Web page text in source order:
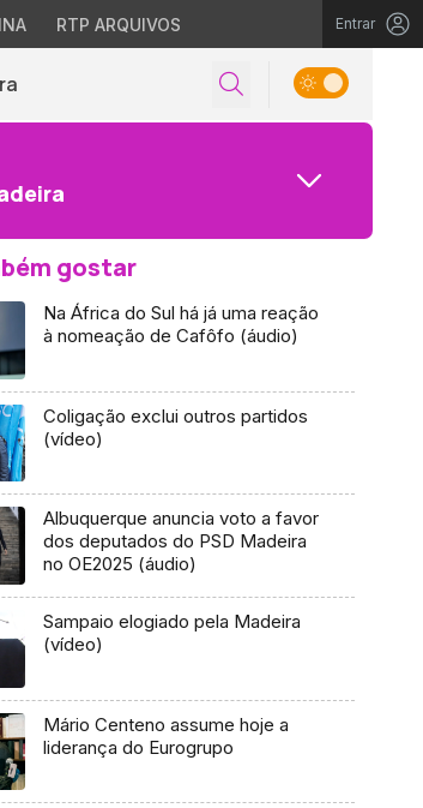
RTP ARQUIVOS Entrar
gostar
Na África do Sul há já uma reação
à nomeação de Cafôfo (áudio)
Coligação exclui outros partidos
(vídeo)
Albuquerque anuncia voto a favor
dos deputados do PSD Madeira
no OE2025 (áudio)
Sampaio elogiado pela Madeira
(vídeo)
Mário Centeno assume hoje a
liderança do Eurogrupo